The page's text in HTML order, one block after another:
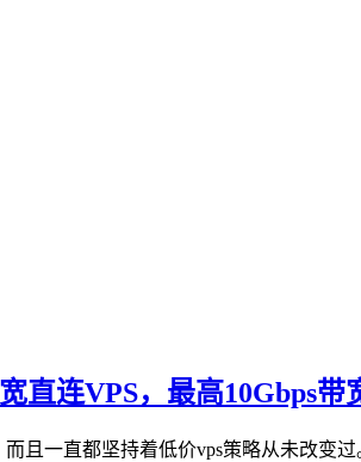
直连VPS，最高10Gbps带
且一直都坚持着低价vps策略从未改变